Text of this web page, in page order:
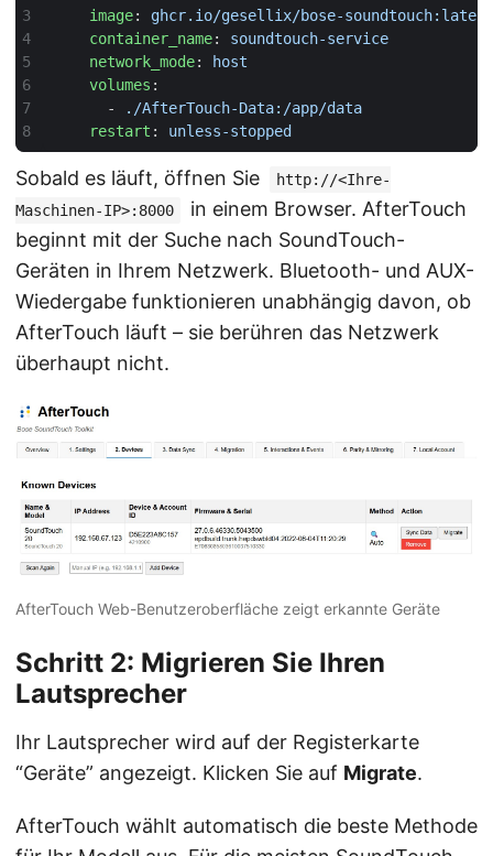
4
6
7
8
image:
ghcr.io/gesellix/bose-soundtouch:latest
container_name:
soundtouch-service
network_mode:
host
volumes :
-
./AfterTouch-Data:/app/data
restart : unless-stopped
Sobald es läuft, öffnen Sie
http://<Ihre-
Maschinen-IP>:8000
in einem Browser. AfterTouch
beginnt mit der Suche nach SoundTouch-
Geräten in Ihrem Netzwerk. Bluetooth- und AUX-
Wiedergabe funktionieren unabhängig davon, ob
AfterTouch läuft – sie berühren das Netzwerk
überhaupt nicht.
AfterTouch Web-Benutzeroberfläche zeigt erkannte Geräte
Schritt 2: Migrieren Sie Ihren
Lautsprecher
Ihr Lautsprecher wird auf der Registerkarte
“Geräte” angezeigt. Klicken Sie auf Migrate.
AfterTouch wählt automatisch die beste Methode